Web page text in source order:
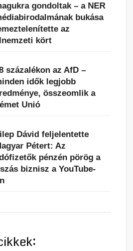
gondoltak – a NER
bukása
az
kört
százalékon az AfD –
idők legjobb
összeomlik a
Unió
Dávid feljelentette
Pétert: Az
pénzén pörög a
biznisz a YouTube-